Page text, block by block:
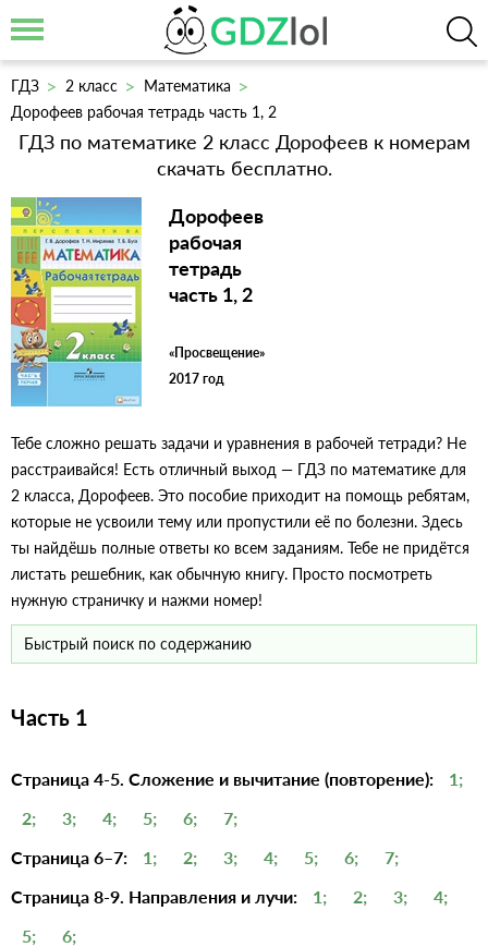
ГДЗ 2 класс
Математика
Дорофеев рабочая тетрадь часть 1, 2
ГДЗ по математике 2 класс Дорофеев к номерам
скачать бесплатно.
Дорофеев
рабочая
тетрадь
часть 1, 2
«Просвещение»
2017 год
Тебе сложно решать задачи и уравнения в рабочей тетради? Не
расстраивайся! Есть отличный выход — ГДЗ по математике для
2 класса, Дорофеев. Это пособие приходит на помощь ребятам,
которые не усвоили тему или пропустили её по болезни. Здесь
ты найдёшь полные ответы ко всем заданиям. Тебе не придётся
листать решебник, как обычную книгу. Просто посмотреть
нужную страничку и нажми номер!
Часть 1
Страница 4-5. Сложение и вычитание (повторение):
1;
2;
3; 4; 5; 6;
7;
Страница 6–7:
1; 2; 3; 4; 5; 6;
7;
Страница 8-9. Направления и лучи:
1; 2; 3;
4;
5;
6;